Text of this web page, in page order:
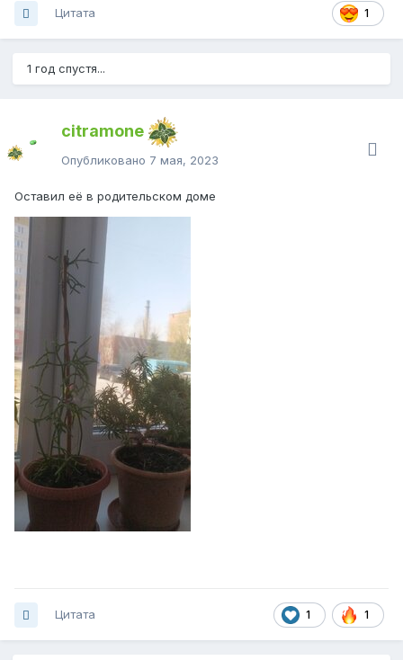
1
Цитата
1 год спустя...
citramone
Опубликовано 7 мая, 2023
Оставил её в родительском доме
1 1
Цитата